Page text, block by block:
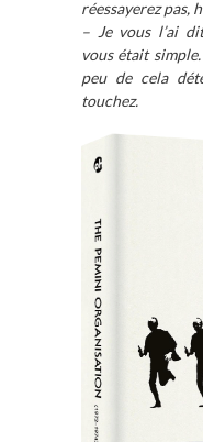
réessayerez pas,
– Je vous l’ai
vous était
peu de cela
touchez.